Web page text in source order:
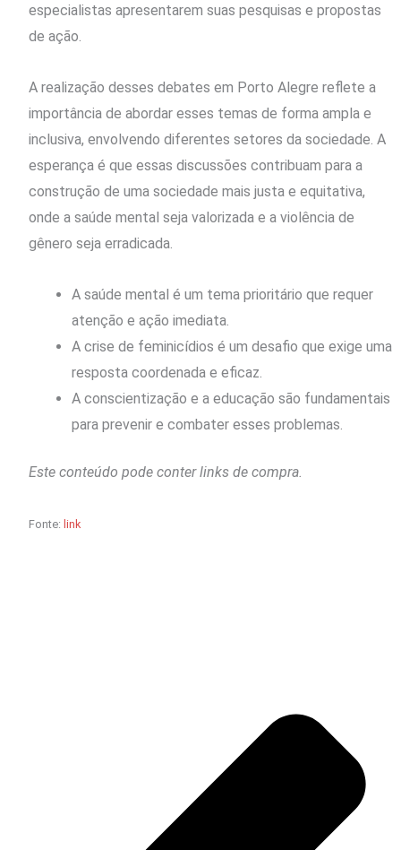
especialistas apresentarem suas pesquisas e propostas
de ação.
A realização desses debates em Porto Alegre reflete a
importância de abordar esses temas de forma ampla e
inclusiva, envolvendo diferentes setores da sociedade. A
esperança é que essas discussões contribuam para a
construção de uma sociedade mais justa e equitativa,
onde a saúde mental seja valorizada e a violência de
gênero seja erradicada.
A saúde mental é um tema prioritário que requer
atenção e ação imediata.
A crise de feminicídios é um desafio que exige uma
resposta coordenada e eficaz.
A conscientização e a educação são fundamentais
para prevenir e combater esses problemas.
Este conteúdo pode conter links de compra.
Fonte: link